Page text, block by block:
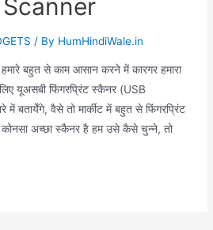
/ By HumHindiWale.in
बहुत से काम आसान करने में कारगर हमारा
यूअसबी फिंगरप्रिंट स्कैनर (USB
बतायेँगे, वैसे तो मार्कीट में बहुत से फिंगरप्रिंट
अच्छा स्कैनर है हम उसे कैसे चुन्ने, तो